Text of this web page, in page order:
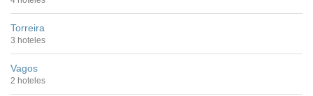
Torreira
3 hoteles
Vagos
2 hoteles